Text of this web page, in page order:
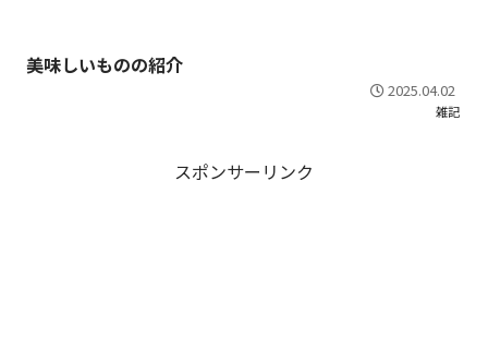
美味しいものの紹介
2025.04.02
雑記
スポンサーリンク